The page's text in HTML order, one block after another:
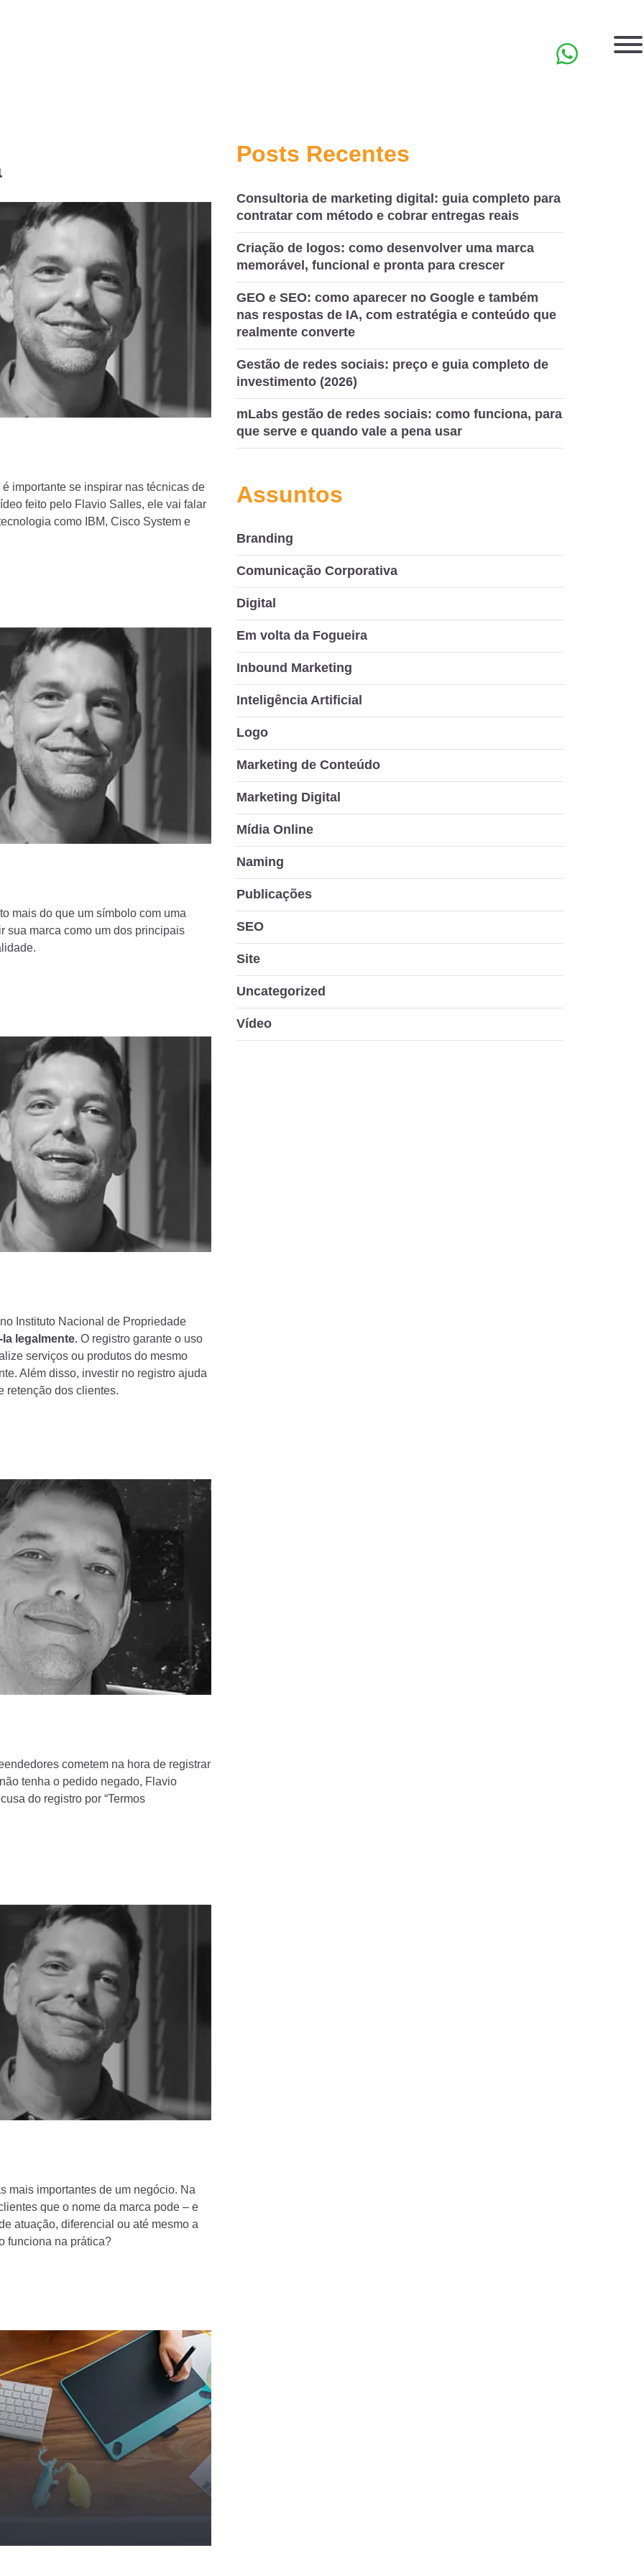
importante se inspirar nas técnicas de
feito pelo Flavio Salles, ele vai falar
como IBM, Cisco System e
mais do que um símbolo com uma
sua marca como um dos principais
no Instituto Nacional de Propriedade
legalmente. O registro garante o uso
serviços ou produtos do mesmo
Além disso, investir no registro ajuda
retenção dos clientes.
cometem na hora de registrar
tenha o pedido negado, Flavio
do registro por “Termos
mais importantes de um negócio. Na
que o nome da marca pode – e
atuação, diferencial ou até mesmo a
funciona na prática?
Posts Recentes
Consultoria de marketing digital: guia completo para
contratar com método e cobrar entregas reais
Criação de logos: como desenvolver uma marca
memorável, funcional e pronta para crescer
GEO e SEO: como aparecer no Google e também
nas respostas de IA, com estratégia e conteúdo que
realmente converte
Gestão de redes sociais: preço e guia completo de
investimento (2026)
mLabs gestão de redes sociais: como funciona, para
que serve e quando vale a pena usar
Assuntos
Branding
Comunicação Corporativa
Digital
Em volta da Fogueira
Inbound Marketing
Inteligência Artificial
Logo
Marketing de Conteúdo
Marketing Digital
Mídia Online
Naming
Publicações
SEO
Site
Uncategorized
Vídeo